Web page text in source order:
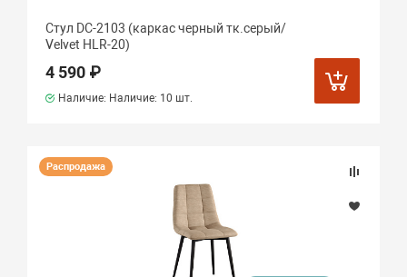
Стул DC-2103 (каркас черный тк.серый/
Velvet HLR-20)
4 590 ₽
Наличие: Наличие: 10 шт.
Распродажа